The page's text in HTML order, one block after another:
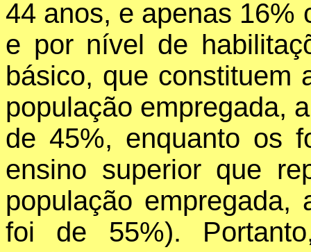
44 anos, e apenas 16%
e por nível de
básico, que constituem
população empregada,
de 45%, enquanto os
ensino superior que
população empregada,
foi de 55%).